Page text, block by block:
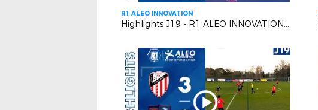
R1 ALEO INNOVATION
Highlights J19 - R1 ALEO INNOVATION | Six Fours Le Brusc VS RC Pays de Grasse 2